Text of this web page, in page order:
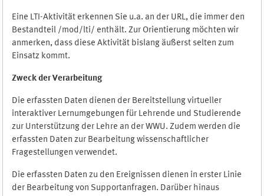
Eine LTI-Aktivität erkennen Sie u.a. an der URL, die immer den
Bestandteil /mod/lti/ enthält. Zur Orientierung möchten wir
anmerken, dass diese Aktivität bislang äußerst selten zum
Einsatz kommt.
Zweck der Verarbeitung
Die erfassten Daten dienen der Bereitstellung virtueller
interaktiver Lernumgebungen für Lehrende und Studierende
zur Unterstützung der Lehre an der WWU. Zudem werden die
erfassten Daten zur Bearbeitung wissenschaftlicher
Fragestellungen verwendet.
Die erfassten Daten zu den Ereignissen dienen in erster Linie
der Bearbeitung von Supportanfragen. Darüber hinaus